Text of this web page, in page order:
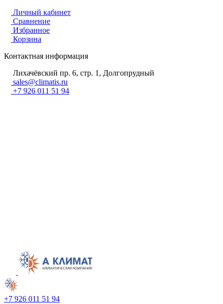
Личный кабинет
Сравнение
Избранное
Корзина
Контактная информация
Лихачёвский пр. 6, стр. 1, Долгопрудный
sales@climatis.ru
+7 926 011 51 94
+7 926 011 51 94